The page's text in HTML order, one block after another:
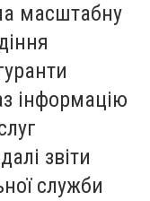
масштабну
інформацію
звіти
служби